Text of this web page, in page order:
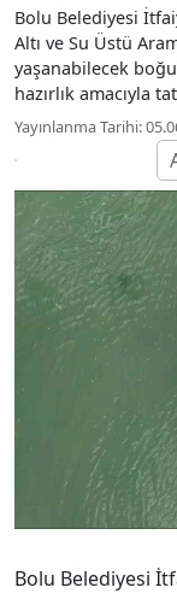
Bolu Belediyesi
Altı ve Su Üstü
yaşanabilecek
hazırlık amacıyla
Yayınlanma Tarihi:
Bolu Belediyesi